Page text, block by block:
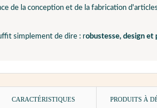
de la conception et de la fabrication
simplement de dire : robustesse, design
CARACTÉRISTIQUES PRODUITS À